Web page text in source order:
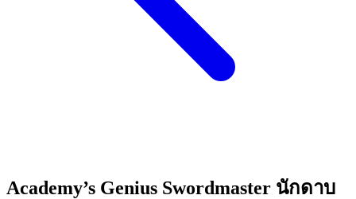
Academy’s Genius Swordmaster นักดาบ